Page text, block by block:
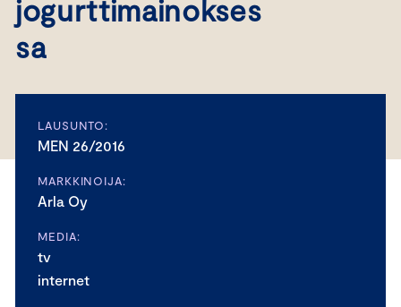
jogurttimainokses
sa
LAUSUNTO:
MEN 26/2016
MARKKINOIJA:
Arla Oy
MEDIA:
tv
internet